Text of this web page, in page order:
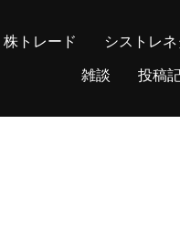
株トレード
シストレネ
雑談
投稿